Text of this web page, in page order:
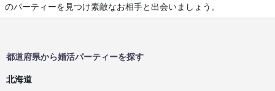
のパーティーを見つけ素敵なお相手と出会いましょう。
都道府県から婚活パーティーを探す
北海道